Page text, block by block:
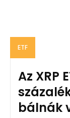
ETF
Az XRP
bálnák